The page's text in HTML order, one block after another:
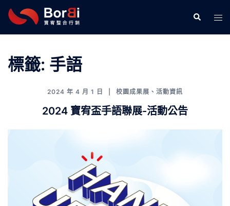
主
Search
標籤: 手語
2024 年 4 月 1 日 校園成果展 、 活動資訊
2024 寶宥盃手語聯展-活動公告